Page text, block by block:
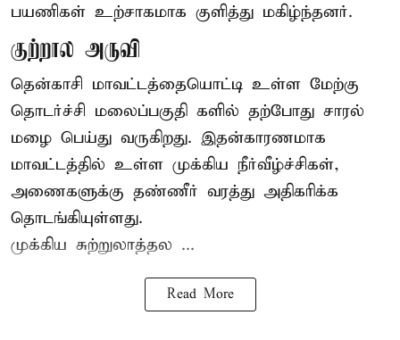
பயணிகள் உற்சாகமாக குளித்து மகிழ்ந்தனர்.
குற்றால அருவி
தென்காசி மாவட்டத்தையொட்டி உள்ள மேற்கு
தொடர்ச்சி மலைப்பகுதி களில் தற்போது சாரல்
மழை பெய்து வருகிறது. இதன்காரணமாக
மாவட்டத்தில் உள்ள முக்கிய நீர்வீழ்ச்சிகள்,
அணைகளுக்கு தண்ணீர் வரத்து அதிகரிக்க
தொடங்கியுள்ளது.
முக்கிய சுற்றுலாத்தல ...
Read More